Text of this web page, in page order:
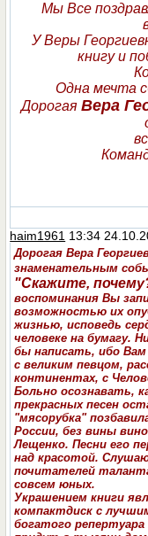
Мы Все
У Веры
книгу и
Одна мечта
Дорогая Вера
haim1961 13:34
Дорогая Вера
знаменательным
"Скажите,
воспоминания Вы
возможностью их
жизнью, исповедь
человеке на бумагу.
бы написать, ибо
с великим певцом,
континентах, с
Больно осознавать,
прекрасных песен
"мясорубка"
России, без вины
Лещенко. Песни его
над красотой.
почитателей
совсем юных.
Украшением книги
компактдиск с
богатого